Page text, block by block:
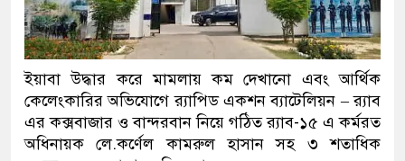
ইয়াবা উদ্ধার করে মামলায় কম দেখানো এবং আর্থিক
কেলেংকারির অভিযোগে র‍্যাপিড একশন ব্যাটেলিয়ন – র‍্যাব
এর কক্সবাজার ও বান্দরবান নিয়ে গঠিত র‍্যাব-১৫ এ কর্মরত
অধিনায়ক লে.কর্ণেল কামরুল হাসান সহ ৩ শতাধিক